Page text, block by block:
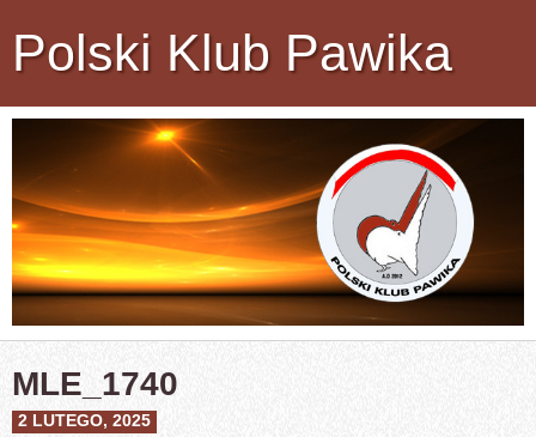
Polski Klub Pawika
MLE_1740
2 LUTEGO, 2025